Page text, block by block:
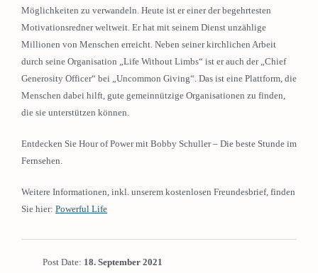
Möglichkeiten zu verwandeln. Heute ist er einer der begehrtesten
Motivationsredner weltweit. Er hat mit seinem Dienst unzählige
Millionen von Menschen erreicht. Neben seiner kirchlichen Arbeit
durch seine Organisation „Life Without Limbs“ ist er auch der „Chief
Generosity Officer“ bei „Uncommon Giving“. Das ist eine Plattform, die
Menschen dabei hilft, gute gemeinnützige Organisationen zu finden,
die sie unterstützen können.
Entdecken Sie Hour of Power mit Bobby Schuller – Die beste Stunde im
Fernsehen.
Weitere Informationen, inkl. unserem kostenlosen Freundesbrief, finden
Sie hier: Powerful Life
Post Date: 18. September 2021